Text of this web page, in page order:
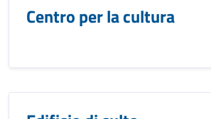
Centro per la cultura